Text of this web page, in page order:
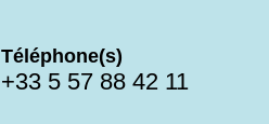
Téléphone(s)
+33 5 57 88 42 11